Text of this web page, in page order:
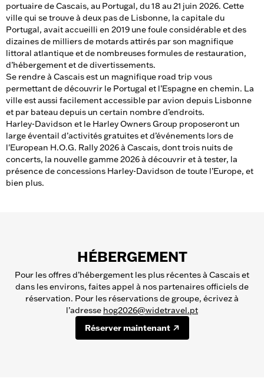
portuaire de Cascais, au Portugal, du 18 au 21 juin 2026. Cette
ville qui se trouve à deux pas de Lisbonne, la capitale du
Portugal, avait accueilli en 2019 une foule considérable et des
dizaines de milliers de motards attirés par son magnifique
littoral atlantique et de nombreuses formules de restauration,
d’hébergement et de divertissements.
Se rendre à Cascais est un magnifique road trip vous
permettant de découvrir le Portugal et l’Espagne en chemin. La
ville est aussi facilement accessible par avion depuis Lisbonne
et par bateau depuis un certain nombre d’endroits.
Harley-Davidson et le Harley Owners Group proposeront un
large éventail d’activités gratuites et d’événements lors de
l'European H.O.G. Rally 2026 à Cascais, dont trois nuits de
concerts, la nouvelle gamme 2026 à découvrir et à tester, la
présence de concessions Harley-Davidson de toute l’Europe, et
bien plus.
HÉBERGEMENT
Pour les offres d’hébergement les plus récentes à Cascais et
dans les environs, faites appel à nos partenaires officiels de
réservation. Pour les réservations de groupe, écrivez à
l’adresse hog2026@widetravel.pt
Réserver maintenant